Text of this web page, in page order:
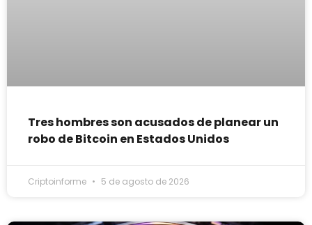
Tres hombres son acusados de planear un
robo de Bitcoin en Estados Unidos
Criptoinforme 5 de agosto de 2026